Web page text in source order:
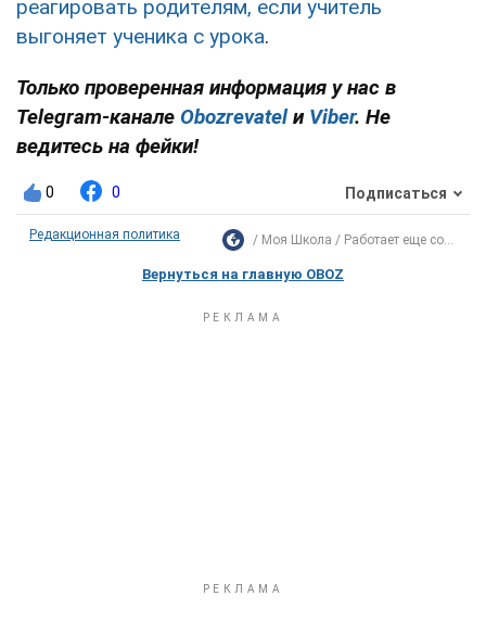
реагировать родителям, если учитель
выгоняет ученика с урока.
Только проверенная информация у нас в
Telegram-канале Obozrevatel и Viber. Не
ведитесь на фейки!
0 0 Подписаться
Редакционная политика Моя Школа Работает еще со...
Вернуться на главную OBOZ